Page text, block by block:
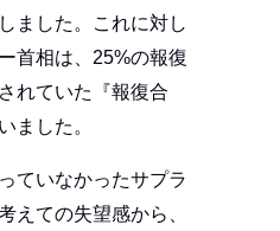
ました。これに対し
首相は、25%の報復
れていた『報復合
ました。
ていなかったサプラ
えての失望感から、